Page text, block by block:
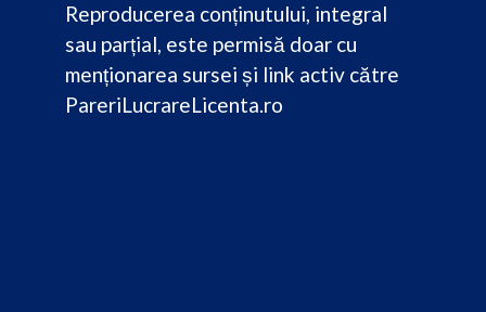
Reproducerea conținutului, integral
sau parțial, este permisă doar cu
menționarea sursei și link activ către
PareriLucrareLicenta.ro